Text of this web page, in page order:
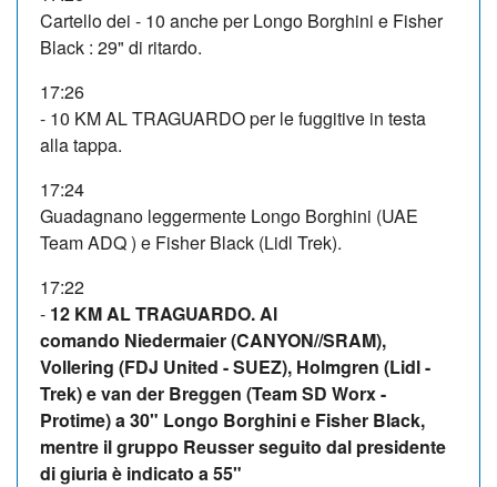
Cartello dei - 10 anche per Longo Borghini e Fisher
Black : 29" di ritardo.
17:26
- 10 KM AL TRAGUARDO per le fuggitive in testa
alla tappa.
17:24
Guadagnano leggermente Longo Borghini (UAE
Team ADQ ) e Fisher Black (Lidl Trek).
17:22
- 12 KM AL TRAGUARDO. Al
comando Niedermaier (CANYON//SRAM),
Vollering (FDJ United - SUEZ), Holmgren (Lidl -
Trek) e van der Breggen (Team SD Worx -
Protime) a 30" Longo Borghini e Fisher Black,
mentre il gruppo Reusser seguito dal presidente
di giuria è indicato a 55"